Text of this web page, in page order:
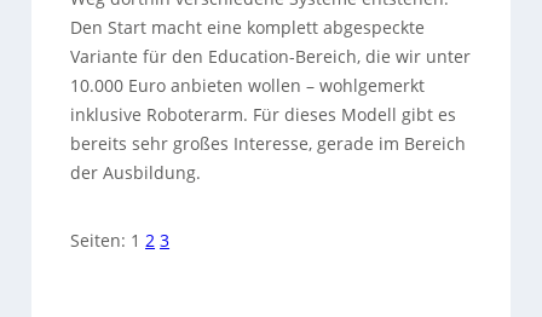
Den Start macht eine komplett abgespeckte
Variante für den Education-Bereich, die wir unter
10.000 Euro anbieten wollen – wohlgemerkt
inklusive Roboterarm. Für dieses Modell gibt es
bereits sehr großes Interesse, gerade im Bereich
der Ausbildung.
Seiten: 1 2 3